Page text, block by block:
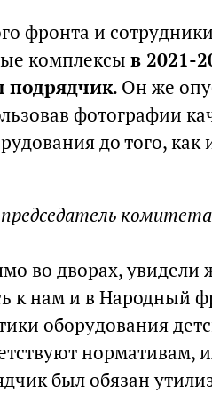
фронта и сотрудники
комплексы в 2021-
подрядчик. Он же
фотографии
до того, как
во дворах, увидели
к нам и в Народный
оборудования
нормативам,
был обязан